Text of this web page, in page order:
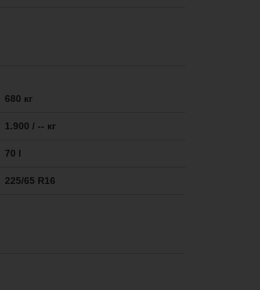
680 кг
1.900 / -- кг
70 l
225/65 R16